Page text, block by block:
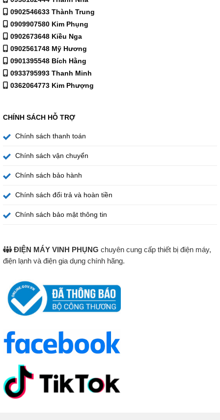
Nóng nhanh, lạnh sâu với công nghệ Block hiện đại
và lạnh nhanh hơn, sâu hơn, cung cấp liên tục đáp ứng
mọi nhu cầu sử dụng. Ngoài ra, mức tiêu thụ điện của
nước nóng – lạnh cho người dùng dễ phân biệt.
0902546633 Thành Trung
0909907580 Kim Phụng
0902673648 Kiều Nga
0902561748 Mỹ Hương
0901395548 Bích Hằng
0933795993 Thanh Minh
0362064773 Kim Phượng
CHÍNH SÁCH HỖ TRỢ
Chính sách thanh toán
Chính sách vận chuyển
Chính sách bảo hành
Chính sách đổi trả và hoàn tiền
Chính sách bảo mật thông tin
ĐIỆN MÁY VINH PHỤNG chuyên cung cấp thiết bị điện máy,
điện lạnh và điện gia dụng chính hãng.